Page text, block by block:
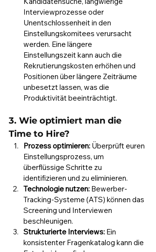
Interviewprozesse oder
Unentschlossenheit in den
Einstellungskomitees verursacht
werden. Eine längere
Einstellungszeit kann auch die
Rekrutierungskosten erhöhen und
Positionen über längere Zeiträume
unbesetzt lassen, was die
Produktivität beeinträchtigt.
3. Wie optimiert man die
Time to Hire?
Prozess optimieren: Überprüft euren
Einstellungsprozess, um
überflüssige Schritte zu
identifizieren und zu eliminieren.
Technologie nutzen: Bewerber-
Tracking-Systeme (ATS) können das
Screening und Interviewen
beschleunigen.
Strukturierte Interviews: Ein
konsistenter Fragenkatalog kann die